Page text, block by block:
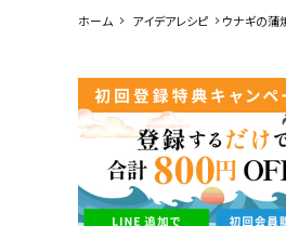
ホーム アイデアレシピ ウナギの蒲